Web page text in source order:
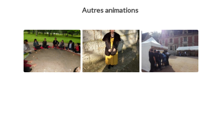
Autres animations